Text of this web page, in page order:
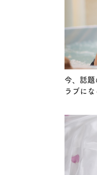
今、話
ラブに